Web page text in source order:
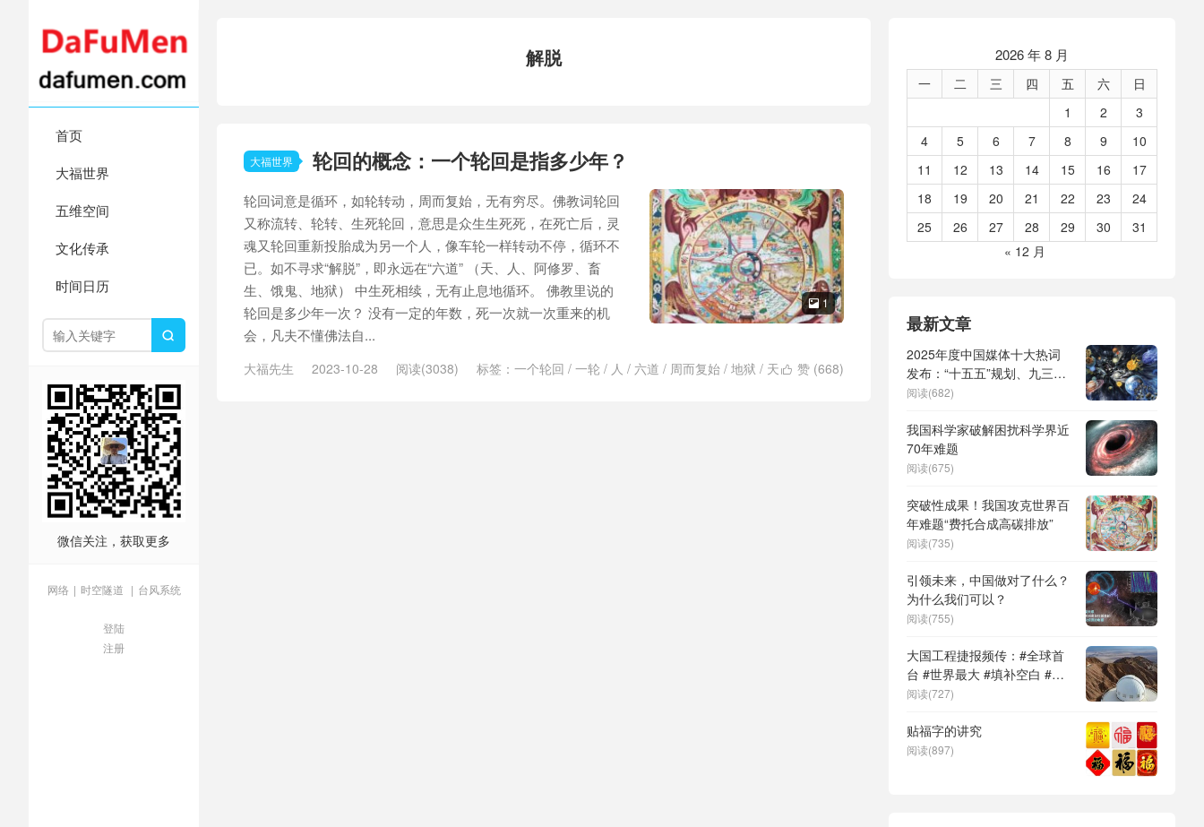
首页
大福世界
五维空间
文化传承
时间日历

微信关注，获取更多
网络 | 时空隧道 | 台风系统
登陆
注册
解脱
大福世界 轮回的概念：一个轮回是指多少年？
 1
轮回词意是循环，如轮转动，周而复始，无有穷尽。佛教词轮回
又称流转、轮转、生死轮回，意思是众生生死死，在死亡后，灵
魂又轮回重新投胎成为另一个人，像车轮一样转动不停，循环不
已。如不寻求“解脱”，即永远在“六道” （天、人、阿修罗、畜
生、饿鬼、地狱） 中生死相续，无有止息地循环。 佛教里说的
轮回是多少年一次？ 没有一定的年数，死一次就一次重来的机
会，凡夫不懂佛法自...
 赞 (668)
大福先生 2023-10-28 阅读(3038) 标签： 一个轮回 / 一轮 / 人 / 六道 / 周而复始 / 地狱 / 天
2026 年 8 月
一 二 三 四 五 六
日
1
2
3
4
5 6 7 8 9
10
11
12 13 14 15 16
17
18
19 20 21 22 23
24
25
26 27 28 29 30
31
« 12 月
最新文章
2025年度中国媒体十大热词
发布：“十五五”规划、九三阅
兵、全球治理倡议、
形机器人、苏超、票根经济、
育儿补贴、科学素养、网络生
态治理
阅读(682)
我国科学家破解困扰科学界近
70年难题
阅读(675)
突破性成果！我国攻克世界百
年难题“费托合成高碳排放”
阅读(735)
引领未来，中国做对了什么？
为什么我们可以？
阅读(755)
大国工程捷报频传：#全球首
台 #世界最大 #填补空白 #突
破关键节点
阅读(727)
贴福字的讲究
阅读(897)